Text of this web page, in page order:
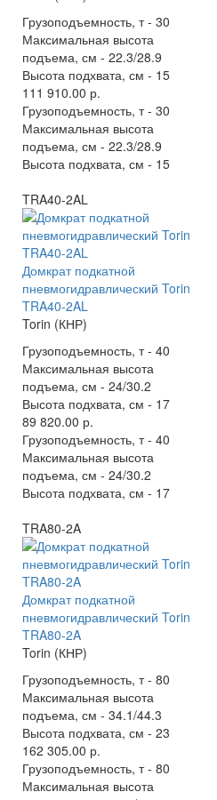
Грузоподъемность, т - 30
Максимальная высота
подъема, см - 22.3/28.9
Высота подхвата, см - 15
111 910.00 р.
Грузоподъемность, т - 30
Максимальная высота
подъема, см - 22.3/28.9
Высота подхвата, см - 15
TRA40-2AL
Домкрат подкатной
пневмогидравлический Torin
TRA40-2AL
Torin (КНР)
Грузоподъемность, т - 40
Максимальная высота
подъема, см - 24/30.2
Высота подхвата, см - 17
89 820.00 р.
Грузоподъемность, т - 40
Максимальная высота
подъема, см - 24/30.2
Высота подхвата, см - 17
TRA80-2A
Домкрат подкатной
пневмогидравлический Torin
TRA80-2A
Torin (КНР)
Грузоподъемность, т - 80
Максимальная высота
подъема, см - 34.1/44.3
Высота подхвата, см - 23
162 305.00 р.
Грузоподъемность, т - 80
Максимальная высота